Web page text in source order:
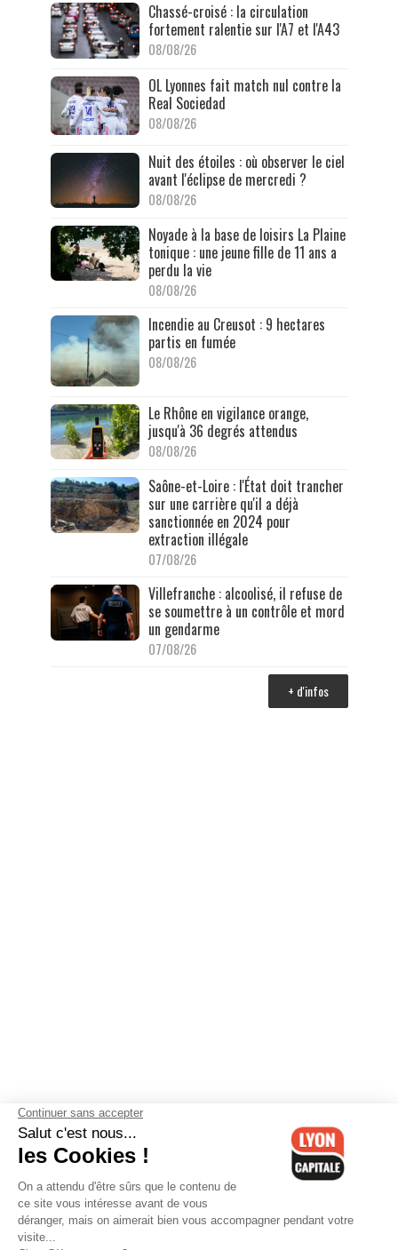
Chassé-croisé : la circulation
fortement ralentie sur l'A7 et l'A43
08/08/26
OL Lyonnes fait match nul contre la
Real Sociedad
08/08/26
Nuit des étoiles : où observer le ciel
avant l'éclipse de mercredi ?
08/08/26
Noyade à la base de loisirs La Plaine
tonique : une jeune fille de 11 ans a
perdu la vie
08/08/26
Incendie au Creusot : 9 hectares
partis en fumée
08/08/26
Le Rhône en vigilance orange,
jusqu'à 36 degrés attendus
08/08/26
Saône-et-Loire : l'État doit trancher
sur une carrière qu'il a déjà
sanctionnée en 2024 pour
extraction illégale
07/08/26
Villefranche : alcoolisé, il refuse de
se soumettre à un contrôle et mord
un gendarme
07/08/26
+ d'infos